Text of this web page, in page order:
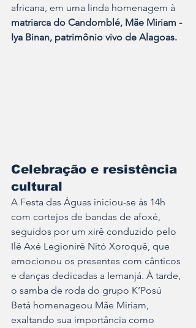
africana, em uma linda homenagem à
matriarca do Candomblé, Mãe Miriam -
Iya Binan, patrimônio vivo de Alagoas.
Celebração e resistência
cultural
A Festa das Águas iniciou-se às 14h
com cortejos de bandas de afoxé,
seguidos por um xirê conduzido pelo
Ilê Axé Legionirê Nitó Xoroquê, que
emocionou os presentes com cânticos
e danças dedicadas a Iemanjá. À tarde,
o samba de roda do grupo K’Posú
Betá homenageou Mãe Miriam,
exaltando sua importância como